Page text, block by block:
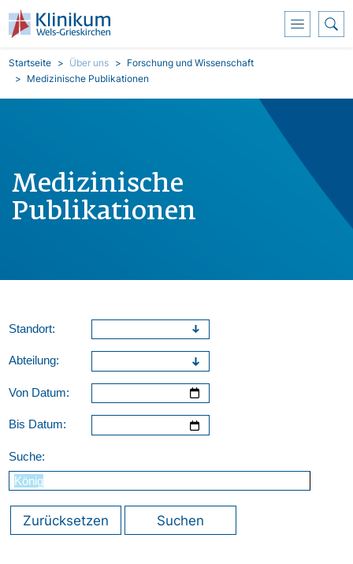
Direkt zum Inhalt
Pfadnavigation
Startseite Über uns
Forschung und Wissenschaft
Medizinische Publikationen
Medizinische
Publikationen
Standort:
Abteilung:
Von Datum:
Bis Datum:
Suche:
Zurücksetzen Suchen